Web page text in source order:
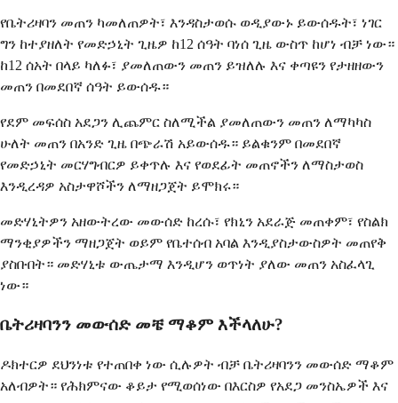
የቤትሪዛባን መጠን ካመለጠዎት፣ እንዳስታወሱ ወዲያውኑ ይውሰዱት፣ ነገር
ግን ከተያዘለት የመድኃኒት ጊዜዎ ከ12 ሰዓት ባነሰ ጊዜ ውስጥ ከሆነ ብቻ ነው።
ከ12 ሰአት በላይ ካለፉ፣ ያመለጠውን መጠን ይዝለሉ እና ቀጣዩን የታዘዘውን
መጠን በመደበኛ ሰዓት ይውሰዱ።
የደም መፍሰስ አደጋን ሊጨምር ስለሚችል ያመለጠውን መጠን ለማካካስ
ሁለት መጠን በአንድ ጊዜ በጭራሽ አይውሰዱ። ይልቁንም በመደበኛ
የመድኃኒት መርሃግብርዎ ይቀጥሉ እና የወደፊት መጠኖችን ለማስታወስ
እንዲረዳዎ አስታዋሾችን ለማዘጋጀት ይሞክሩ።
መድሃኒትዎን አዘውትረው መውሰድ ከረሱ፣ የክኒን አደራጅ መጠቀም፣ የስልክ
ማንቂያዎችን ማዘጋጀት ወይም የቤተሰብ አባል እንዲያስታውስዎት መጠየቅ
ያስቡበት። መድሃኒቱ ውጤታማ እንዲሆን ወጥነት ያለው መጠን አስፈላጊ
ነው።
ቤትሪዛባንን መውሰድ መቼ ማቆም እችላለሁ?
ዶክተርዎ ደህንነቱ የተጠበቀ ነው ሲሉዎት ብቻ ቤትሪዛባንን መውሰድ ማቆም
አለብዎት። የሕክምናው ቆይታ የሚወሰነው በእርስዎ የአደጋ መንስኤዎች እና